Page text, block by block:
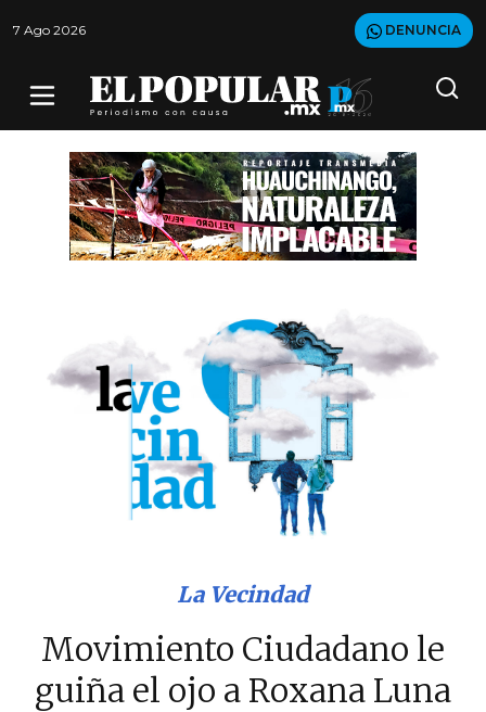
7 Ago 2026 DENUNCIA
La Vecindad
Movimiento Ciudadano le
guiña el ojo a Roxana Luna